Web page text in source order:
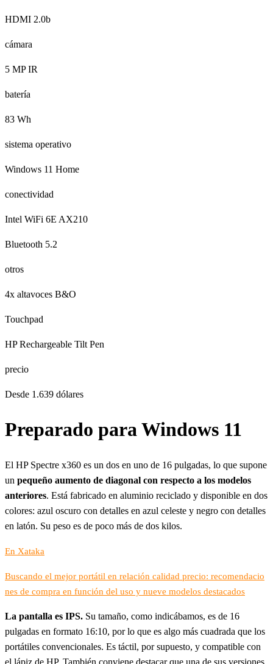
HDMI 2.0b
cámara
5 MP IR
batería
83 Wh
sistema operativo
Windows 11 Home
conectividad
Intel WiFi 6E AX210
Bluetooth 5.2
otros
4x altavoces B&O
Touchpad
HP Rechargeable Tilt Pen
precio
Desde 1.639 dólares
Preparado para Windows 11
El HP Spectre x360 es un dos en uno de 16 pulgadas, lo que supone
un pequeño aumento de diagonal con respecto a los modelos
anteriores. Está fabricado en aluminio reciclado y disponible en dos
colores: azul oscuro con detalles en azul celeste y negro con detalles
en latón. Su peso es de poco más de dos kilos.
En Xataka
Buscando el mejor portátil en relación calidad precio: recomendacio
nes de compra en función del uso y nueve modelos destacados
La pantalla es IPS. Su tamaño, como indicábamos, es de 16
pulgadas en formato 16:10, por lo que es algo más cuadrada que los
portátiles convencionales. Es táctil, por supuesto, y compatible con
el lápiz de HP. También conviene destacar que una de sus versiones